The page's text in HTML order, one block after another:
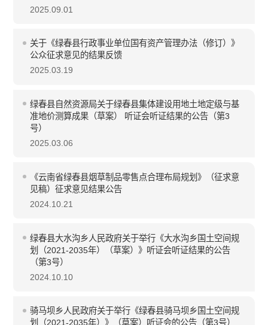
2025.09.01
关于《绿春县行政事业单位国有资产管理办法（修订）》
公众征求意见的结果反馈
2025.03.19
绿春县自然资源局关于绿春县集体建设用地土地定级与基
准地价测算成果（草案） 听证会听证结果的公告（第3
号）
2025.03.06
《云南省绿春县烟草制品零售点合理布局规划》（征求意
见稿）征求意见结果公告
2024.10.21
绿春县大水沟乡人民政府关于举行《大水沟乡国土空间规
划（2021-2035年）（草案）》听证会听证结果的公告
（第3号）
2024.10.10
骑马坝乡人民政府关于举行《绿春县骑马坝乡国土空间规
划（2021-2035年）》（草案）听证会的公告（第3号）